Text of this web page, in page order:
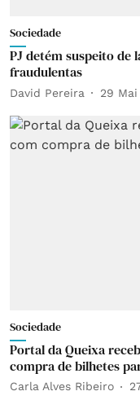
Sociedade
PJ detém suspeito de
fraudulentas
David Pereira 29
Sociedade
Portal da Queixa
compra de bilhetes
Carla Alves Ribeiro